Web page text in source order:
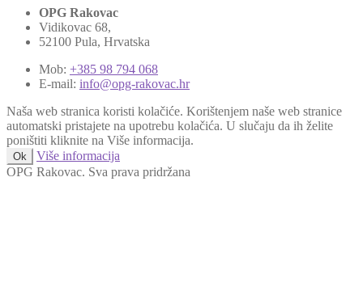
OPG Rakovac
Vidikovac 68,
52100 Pula, Hrvatska
Mob: +385 98 794 068
E-mail: info@opg-rakovac.hr
Naša web stranica koristi kolačiće. Korištenjem naše web stranice
automatski pristajete na upotrebu kolačića. U slučaju da ih želite
poništiti kliknite na Više informacija.
Ok
Više informacija
OPG Rakovac. Sva prava pridržana